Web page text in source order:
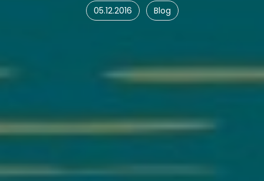
05.12.2016 Blog